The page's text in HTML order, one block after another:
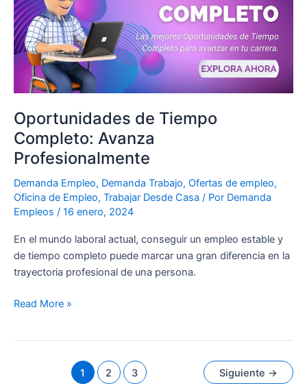
Oportunidades de Tiempo
Completo: Avanza
Profesionalmente
Demanda Empleo, Demanda Trabajo, Ofertas de empleo,
Oficina de Empleo, Trabajar Desde Casa / Por Demanda
Empleos / 16 enero, 2024
En el mundo laboral actual, conseguir un empleo estable y
de tiempo completo puede marcar una gran diferencia en la
trayectoria profesional de una persona.
Avanza
Profesionalmente
Read More »
1 2 3 Siguiente →